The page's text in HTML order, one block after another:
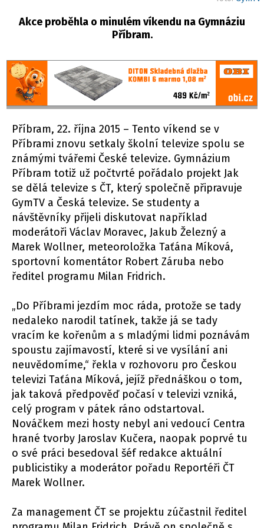
Akce proběhla o minulém víkendu na Gymnáziu
Příbram.
Příbram, 22. října 2015 – Tento víkend se v
Příbrami znovu setkaly školní televize spolu se
známými tvářemi České televize. Gymnázium
Příbram totiž už počtvrté pořádalo projekt Jak
se dělá televize s ČT, který společně připravuje
GymTV a Česká televize. Se studenty a
návštěvníky přijeli diskutovat například
moderátoři Václav Moravec, Jakub Železný a
Marek Wollner, meteoroložka Taťána Míková,
sportovní komentátor Robert Záruba nebo
ředitel programu Milan Fridrich.
„Do Příbrami jezdím moc ráda, protože se tady
nedaleko narodil tatínek, takže já se tady
vracím ke kořenům a s mladými lidmi poznávám
spoustu zajímavostí, které si ve vysílání ani
neuvědomíme,“ řekla v rozhovoru pro Českou
televizi Taťána Míková, jejíž přednáškou o tom,
jak taková předpověď počasí v televizi vzniká,
celý program v pátek ráno odstartoval.
Nováčkem mezi hosty nebyl ani vedoucí Centra
hrané tvorby Jaroslav Kučera, naopak poprvé tu
o své práci besedoval šéf redakce aktuální
publicistiky a moderátor pořadu Reportéři ČT
Marek Wollner.
Za management ČT se projektu zúčastnil ředitel